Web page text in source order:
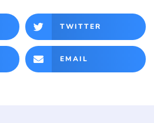
TWITTER
EMAIL